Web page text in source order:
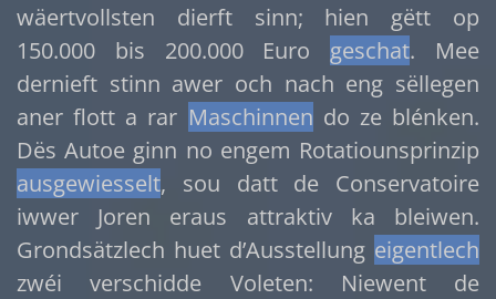
wäertvollsten dierft sinn; hien gëtt op
150.000 bis 200.000 Euro geschat. Mee
dernieft stinn awer och nach eng sëllegen
aner flott a rar Maschinnen do ze blénken.
Dës Autoe ginn no engem Rotatiounsprinzip
ausgewiesselt, sou datt de Conservatoire
iwwer Joren eraus attraktiv ka bleiwen.
Grondsätzlech huet d’Ausstellung eigentlech
zwéi verschidde Voleten: Niewent de